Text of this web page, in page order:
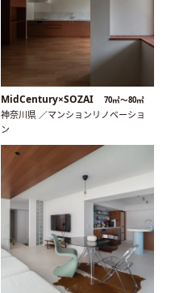
MidCentury×SOZAI 70㎡〜80㎡
神奈川県 ／マンションリノベーショ
ン